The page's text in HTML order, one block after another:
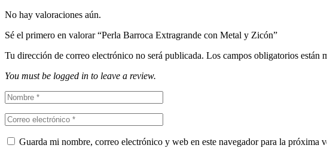
No hay valoraciones aún.
Sé el primero en valorar “Perla Barroca Extragrande con Metal y Zicón”
Tu dirección de correo electrónico no será publicada. Los campos obligatorios están
You must be logged in to leave a review.
Guarda mi nombre, correo electrónico y web en este navegador para la próxima